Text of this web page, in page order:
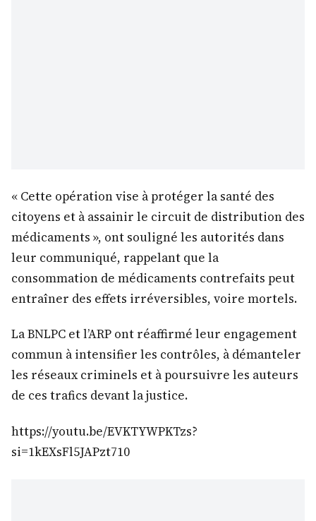
« Cette opération vise à protéger la santé des
citoyens et à assainir le circuit de distribution des
médicaments », ont souligné les autorités dans
leur communiqué, rappelant que la
consommation de médicaments contrefaits peut
entraîner des effets irréversibles, voire mortels.
La BNLPC et l’ARP ont réaffirmé leur engagement
commun à intensifier les contrôles, à démanteler
les réseaux criminels et à poursuivre les auteurs
de ces trafics devant la justice.
https://youtu.be/EVKTYWPKTzs?
si=1kEXsFl5JAPzt710